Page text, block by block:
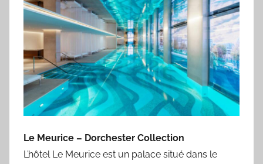
Le Meurice – Dorchester Collection
L’hôtel Le Meurice est un palace situé dans le